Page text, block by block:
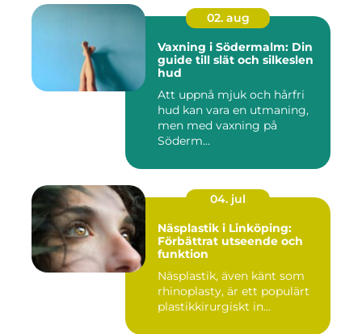
02. aug
Vaxning i Södermalm: Din
guide till slät och silkeslen
hud
Att uppnå mjuk och hårfri
hud kan vara en utmaning,
men med vaxning på
Söderm...
04. jul
Näsplastik i Linköping:
Förbättrat utseende och
funktion
Näsplastik, även känt som
rhinoplasty, är ett populärt
plastikkirurgiskt in...